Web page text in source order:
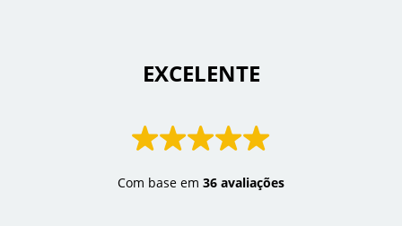
EXCELENTE
Com base em 36 avaliações